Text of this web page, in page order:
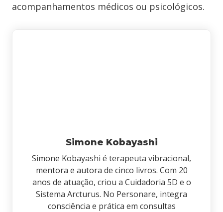
acompanhamentos médicos ou psicológicos.
Simone Kobayashi
Simone Kobayashi é terapeuta vibracional,
mentora e autora de cinco livros. Com 20
anos de atuação, criou a Cuidadoria 5D e o
Sistema Arcturus. No Personare, integra
consciência e prática em consultas